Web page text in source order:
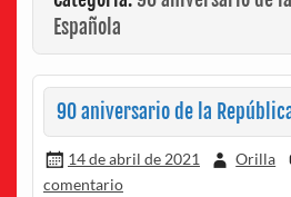
Española
90 aniversario de la
14 de abril de 2021 Orilla
comentario